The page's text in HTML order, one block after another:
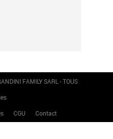
FAMILY SARL - TOUS
CGU Contact